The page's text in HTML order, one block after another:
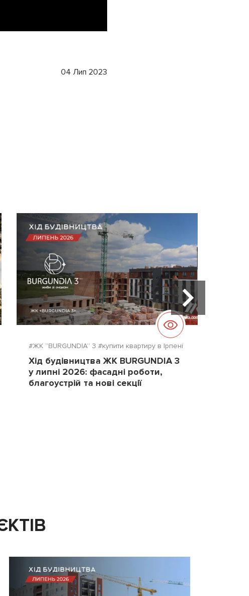
04 Лип 2023
#ЖК “BURGUNDIA” 3 #купити квартиру в Ірпені
Хід будівництва ЖК BURGUNDIA 3
у липні 2026: фасадні роботи,
благоустрій та нові секції